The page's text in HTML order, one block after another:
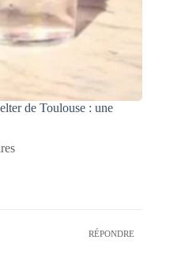
de Toulouse : une
RÉPONDRE